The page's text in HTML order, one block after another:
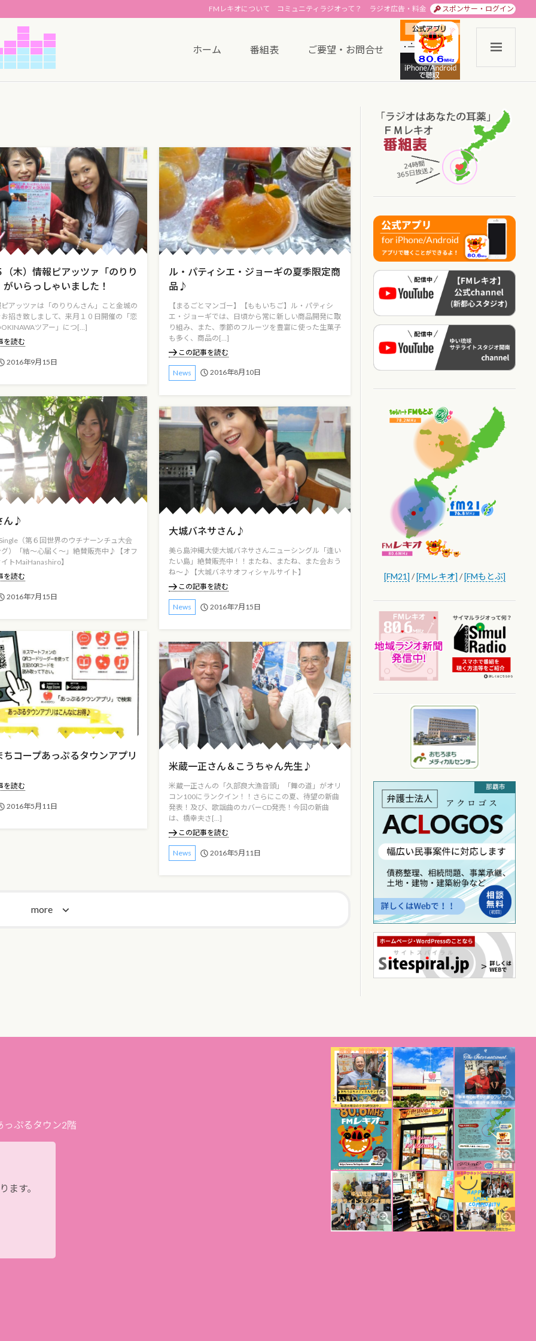
スポンサー・ログイン
ラジオ広告・料金
コミュニティラジオって？
FMレキオについて
ホーム 番組表 ご要望・お問合せ
（木）情報ピアッツァ「のりり
いらっしゃいました！
アッツァは「のりりんさん」こと金城の
招き致しまして、来月１０日開催の「恋
ツアー」につ[…]
を読む
2016年9月15日
ル・パティシエ・ジョーギの夏季限定商
品♪
【まるごとマンゴー】【ももいちご】ル・パティシ
エ・ジョーギでは、日頃から常に新しい商品開発に取
り組み、また、季節のフルーツを豊富に使った生菓子
も多く、商品の[…]
この記事を読む
News 2016年8月10日
ん♪
（第６回世界のウチナーンチュ大会
）「結～心届く～」絶賛販売中♪【オフ
トMaiHanashiro】
を読む
2016年7月15日
大城バネサさん♪
美ら島沖縄大使大城バネサさんニューシングル「逢い
たい島」絶賛販売中！！またね、またね、また会おう
ね～♪【大城バネサオフィシャルサイト】
この記事を読む
News 2016年7月15日
ちコープあっぷるタウンアプリ
を読む
2016年5月11日
米蔵一正さん＆こうちゃん先生♪
米蔵一正さんの「久部良大漁音頭」「舞の道」がオリ
コン100にランクイン！！さらにこの夏、待望の新曲
発表！及び、歌謡曲のカバーCD発売！今回の新曲
は、橋幸夫さ[…]
この記事を読む
News 2016年5月11日
more
[FM21] /[FMレキオ] /[FMもとぶ]
っぷるタウン2階
ます。